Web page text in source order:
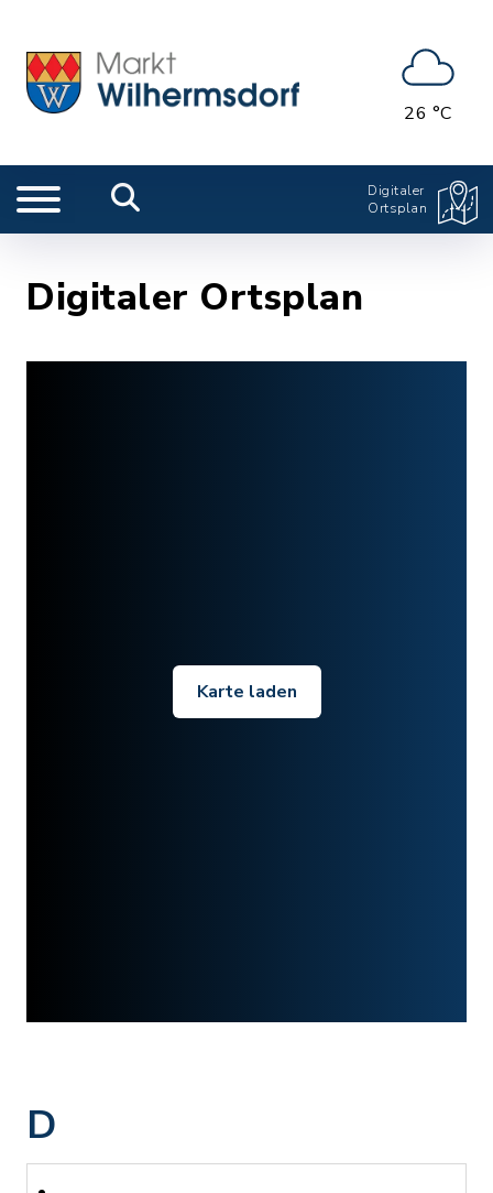
26 °C
Digitaler
Ortsplan
Digitaler Ortsplan
Karte laden
D